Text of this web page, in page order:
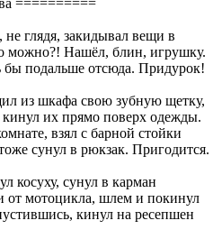
глядя, закидывал вещи в
можно?! Нашёл, блин, игрушку.
подальше отсюда. Придурок!
из шкафа свою зубную щетку,
их прямо поверх одежды.
взял с барной стойки
сунул в рюкзак. Пригодится.
косуху, сунул в карман
от мотоцикла, шлем и покинул
кинул на ресепшен